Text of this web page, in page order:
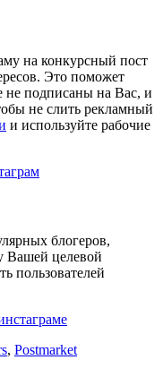
на конкурсный пост
Это поможет
не подписаны на Вас, и
не слить рекламный
и используйте рабочие
блогеров,
Вашей целевой
пользователей
, Postmarket